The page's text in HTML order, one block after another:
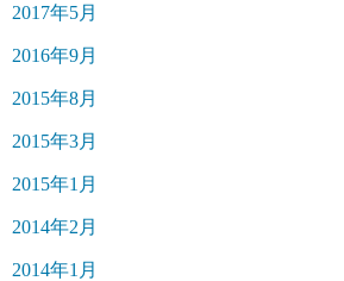
2017年5月
2016年9月
2015年8月
2015年3月
2015年1月
2014年2月
2014年1月